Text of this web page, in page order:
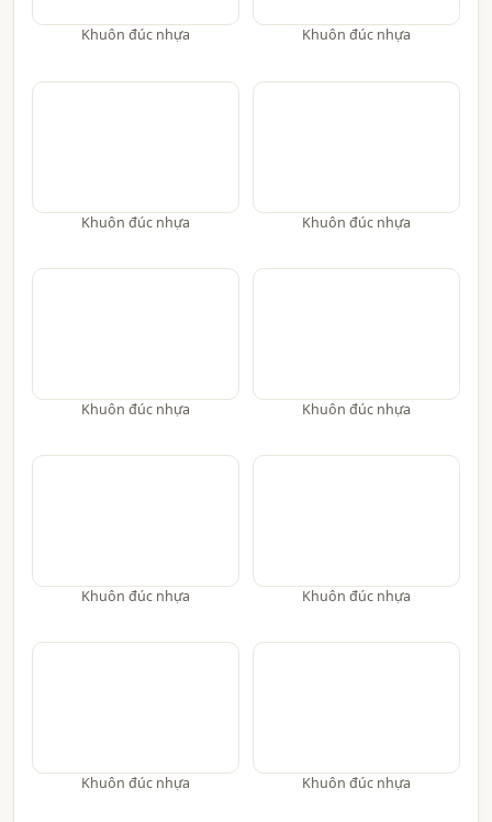
Khuôn đúc nhựa Khuôn đúc nhựa
Khuôn đúc nhựa Khuôn đúc nhựa
Khuôn đúc nhựa Khuôn đúc nhựa
Khuôn đúc nhựa Khuôn đúc nhựa
Khuôn đúc nhựa Khuôn đúc nhựa